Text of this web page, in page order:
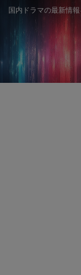
国内ドラマの最新情